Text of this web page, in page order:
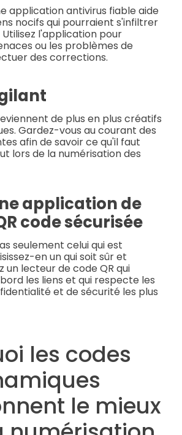
application antivirus fiable aide
nocifs qui pourraient s'infiltrer
Utilisez l'application pour
ou les problèmes de
des corrections.
de plus en plus créatifs
Gardez-vous au courant des
afin de savoir ce qu'il faut
lors de la numérisation des
application de
code sécurisée
seulement celui qui est
en un qui soit sûr et
un lecteur de code QR qui
les liens et qui respecte les
et de sécurité les plus
les codes
le mieux